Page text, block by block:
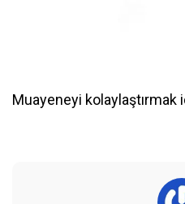
Muayeneyi kolaylaştırmak